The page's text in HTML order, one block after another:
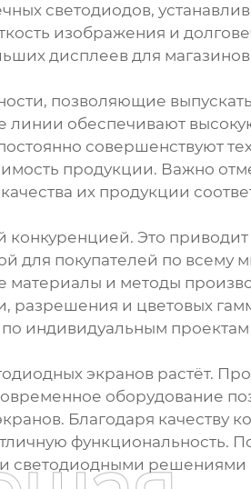
светодиодов,
изображения и
дисплеев для
позволяющие
обеспечивают
совершенствуют
продукции. Важно
их продукции
конкуренцией. Это
для покупателей по всему
материалы и методы
разрешения и цветовых
индивидуальным проектам
экранов растёт.
оборудование
Благодаря
функциональность.
светодиодными